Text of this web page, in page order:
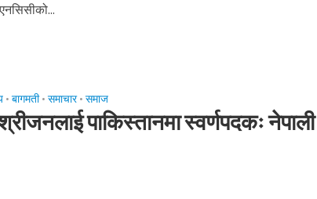
• बागमती • समाचार • समाज
पाकिस्तानमा स्वर्णपदकः नेपाली